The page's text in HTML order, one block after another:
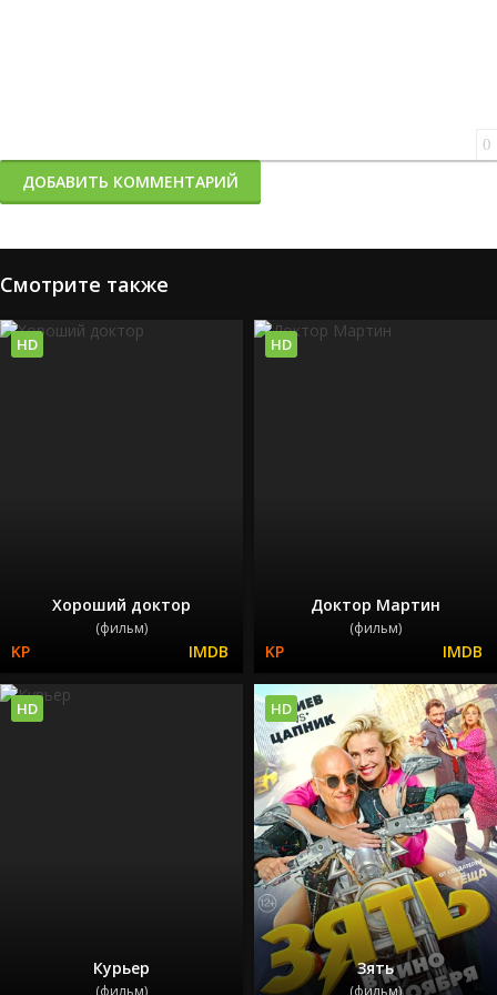
0
ДОБАВИТЬ КОММЕНТАРИЙ
Смотрите также
Хороший доктор
(фильм)
HD
Доктор Мартин
(фильм)
HD
Курьер
(фильм)
HD
Зять
(фильм)
HD